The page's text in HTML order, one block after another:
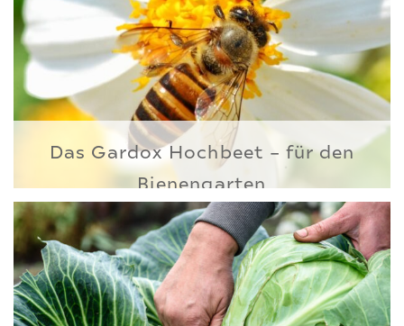
Das Gardox Hochbeet – für den
Bienengarten